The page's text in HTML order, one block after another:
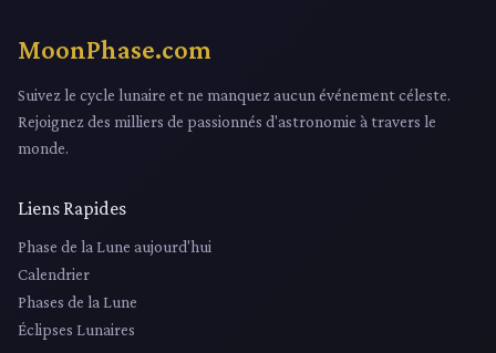
MoonPhase.com
Suivez le cycle lunaire et ne manquez aucun événement céleste.
Rejoignez des milliers de passionnés d'astronomie à travers le
monde.
Liens Rapides
Phase de la Lune aujourd'hui
Calendrier
Phases de la Lune
Éclipses Lunaires